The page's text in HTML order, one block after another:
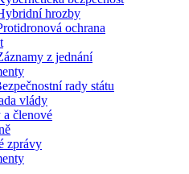
hrozby
ochrana
z jednání
rady státu
vlády
členové
zprávy